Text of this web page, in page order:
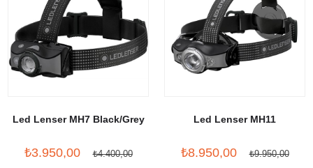
Led Lenser MH7 Black/Grey
₺3.950,00 ₺4.400,00
Led Lenser MH11
₺8.950,00 ₺9.950,00